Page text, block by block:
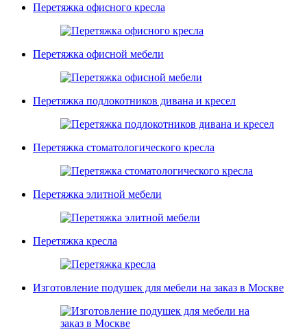
Перетяжка офисного кресла
Перетяжка офисной мебели
Перетяжка подлокотников дивана и кресел
Перетяжка стоматологического кресла
Перетяжка элитной мебели
Перетяжка кресла
Изготовление подушек для мебели на заказ в Москве